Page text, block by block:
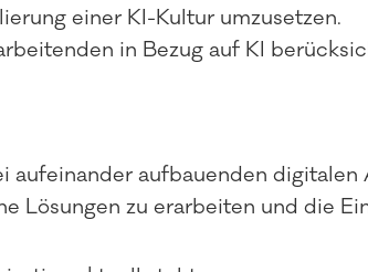
einer KI-Kultur umzusetzen.
in Bezug auf KI
aufbauenden digitalen
Lösungen zu erarbeiten und die